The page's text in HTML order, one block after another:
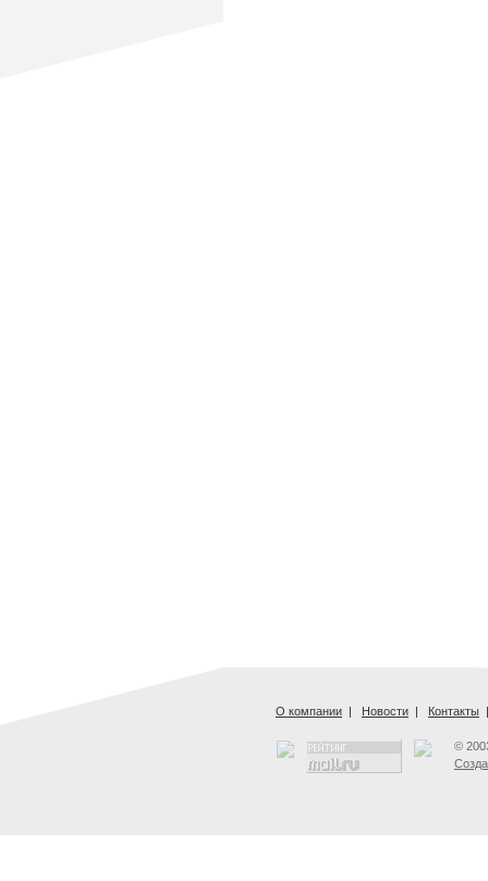
О компании | Новости | Контакты |
©